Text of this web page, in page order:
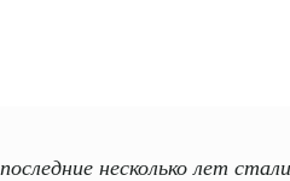
несколько лет